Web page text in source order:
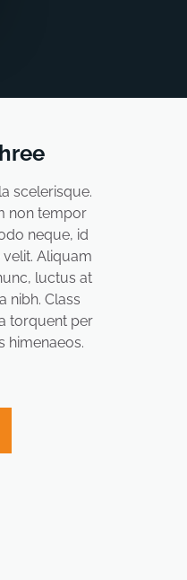
scelerisque.
non tempor
neque, id
Aliquam
luctus at
nibh. Class
torquent per
himenaeos.